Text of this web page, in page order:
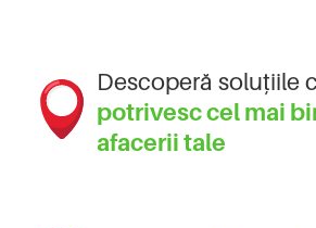
Descoperă soluțiile
potrivesc cel mai
afacerii tale